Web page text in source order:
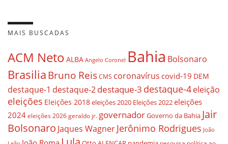
MAIS BUSCADAS
ACM Neto ALBA Angelo Coronel Bahia Bolsonaro
BrasiliaBruno ReisCMS coronavírus covid-19 DEM
destaque-1 destaque-2destaque-3 destaque-4eleição
eleições Eleições 2018eleições 2020 Eleições 2022eleições
2024 eleições 2026 geraldo jr. governadorGoverno da Bahia Jair
Bolsonaro Jaques WagnerJerônimo Rodrigues João